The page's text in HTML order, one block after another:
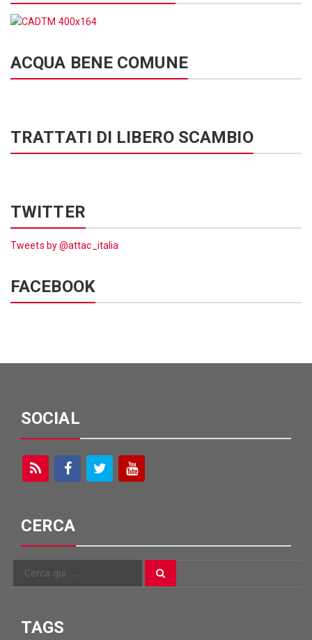
ACQUA BENE COMUNE
TRATTATI DI LIBERO SCAMBIO
TWITTER
Tweets by @attac_italia
FACEBOOK
SOCIAL
CERCA
Cerca
TAGS